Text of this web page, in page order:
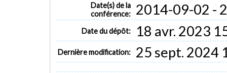
Date(s) de la
conférence:
2014-09-02 -
Date du dépôt: 18 avr. 2023
Dernière modification: 25 sept. 2024